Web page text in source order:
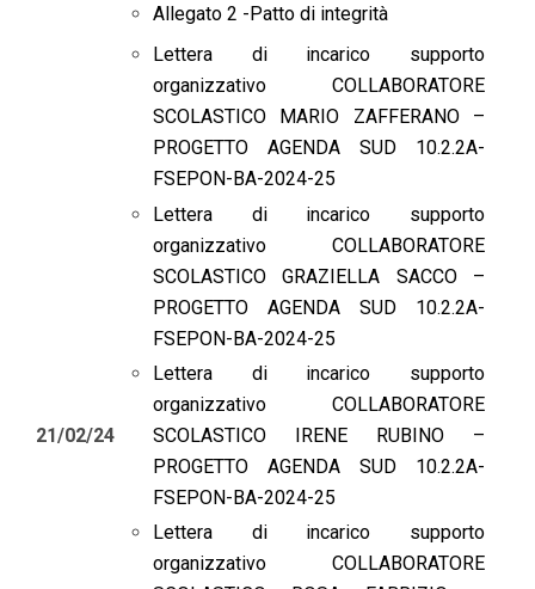
Allegato 2 -Patto di integrità
21/02/24
Lettera di incarico supporto
organizzativo COLLABORATORE
SCOLASTICO MARIO ZAFFERANO –
PROGETTO AGENDA SUD 10.2.2A-
FSEPON-BA-2024-25
Lettera di incarico supporto
organizzativo COLLABORATORE
SCOLASTICO GRAZIELLA SACCO –
PROGETTO AGENDA SUD 10.2.2A-
FSEPON-BA-2024-25
Lettera di incarico supporto
organizzativo COLLABORATORE
SCOLASTICO IRENE RUBINO –
PROGETTO AGENDA SUD 10.2.2A-
FSEPON-BA-2024-25
Lettera di incarico supporto
organizzativo COLLABORATORE